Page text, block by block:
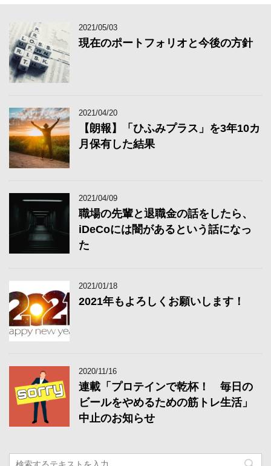
2021/05/03
現在のポートフォリオと今後の方針
2021/04/20
【朗報】「ひふみプラス」を3年10カ
月保有した結果
2021/04/09
職場の先輩と退職金の話をしたら、
iDeCoには闇があるという話になっ
た
2021/01/18
2021年もよろしくお願いします！
2020/11/16
連載「プロテインで乾杯！ 毎日の
ビールをやめるための筋トレ生活」
中止のお知らせ